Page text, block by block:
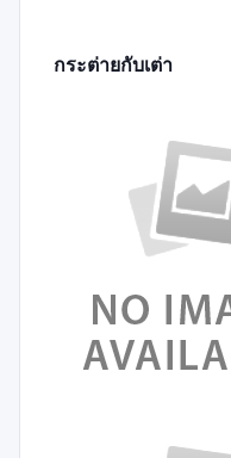
กระต่ายกับเต่า